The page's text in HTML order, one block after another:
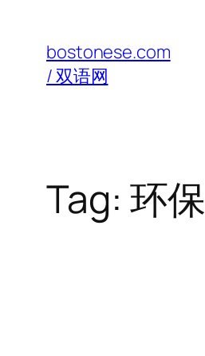
content
bostonese.com
/ 双语网
Tag: 环保